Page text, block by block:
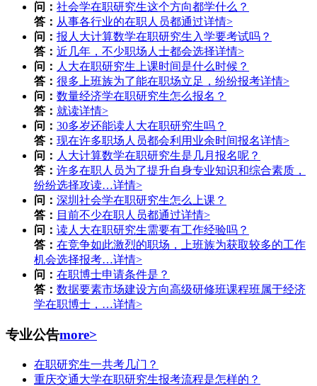
问： 社会学在职研究生这个方向都学什么？
答： 从事各行业的在职人员都通过详情>
问： 报人大计算数学在职研究生入学要考试吗？
答： 近几年，不少职场人士都会选择详情>
问： 人大在职研究生上课时间是什么时候？
答： 很多上班族为了能在职场立足，纷纷报考详情>
问： 数量经济学在职研究生怎么报名？
答： 就读详情>
问： 30多岁还能读人大在职研究生吗？
答： 现在许多职场人员都会利用业余时间报名详情>
问： 人大计算数学在职研究生是几月报名呢？
答： 许多在职人员为了提升自身专业知识和综合素质，
纷纷选择攻读…详情>
问： 深圳社会学在职研究生怎么上课？
答： 目前不少在职人员都通过详情>
问： 读人大在职研究生需要有工作经验吗？
答： 在竞争如此激烈的职场，上班族为获取较多的工作
机会选择报考…详情>
问： 在职博士申请条件是？
答： 数据要素市场建设方向高级研修班课程班属于经济
学在职博士，…详情>
专业公告more>
在职研究生一共考几门？
重庆交通大学在职研究生报考流程是怎样的？